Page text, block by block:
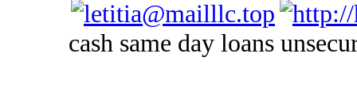
cash same day loans